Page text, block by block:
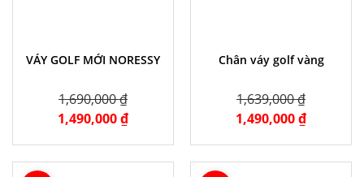
VÁY GOLF MỚI NORESSY
1,690,000 ₫
1,490,000 ₫
Chân váy golf vàng
1,639,000 ₫
1,490,000 ₫